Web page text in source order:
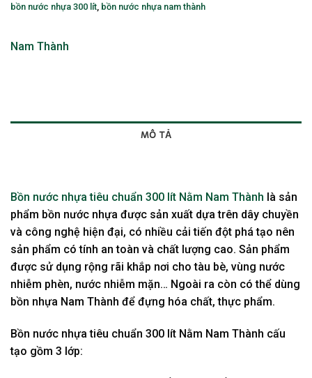
bồn nước nhựa 300 lít bồn nước nhựa nam thành
Nam Thành
MÔ TẢ
Bồn nước nhựa tiêu chuẩn 300 lít Nằm Nam Thành là sản
phẩm bồn nước nhựa được sản xuất dựa trên dây chuyền
và công nghệ hiện đại, có nhiều cải tiến đột phá tạo nên
sản phẩm có tính an toàn và chất lượng cao. Sản phẩm
được sử dụng rộng rãi khắp nơi cho tàu bè, vùng nước
nhiễm phèn, nước nhiễm mặn… Ngoài ra còn có thể dùng
bồn nhựa Nam Thành để đựng hóa chất, thực phẩm.
Bồn nước nhựa tiêu chuẩn 300 lít Nằm Nam Thành cấu
tạo gồm 3 lớp: